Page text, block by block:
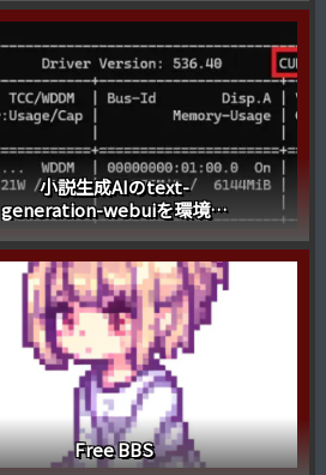
小説生成AIのtext-
generation-webuiを環境構
Free BBS